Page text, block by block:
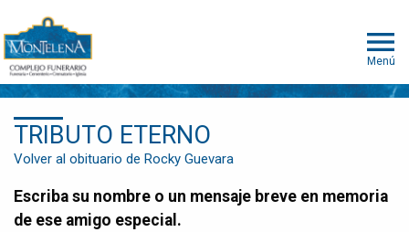
Menú
TRIBUTO ETERNO
Volver al obituario de Rocky Guevara
Escriba su nombre o un mensaje breve en memoria
de ese amigo especial.